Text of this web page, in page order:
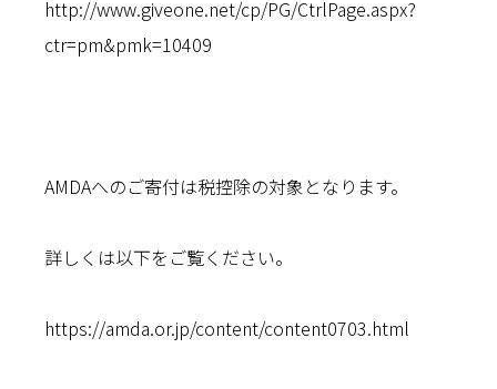
http://www.giveone.net/cp/PG/CtrlPage.aspx?
ctr=pm&pmk=10409
AMDAへのご寄付は税控除の対象となります。
詳しくは以下をご覧ください。
https://amda.or.jp/content/content0703.html